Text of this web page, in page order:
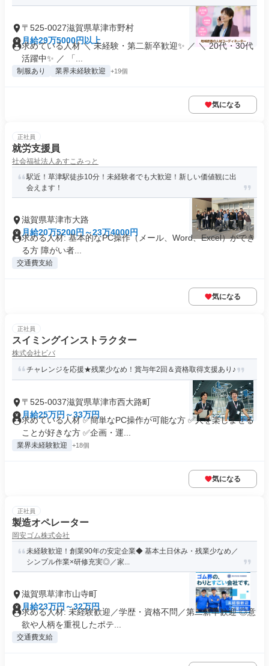
〒525-0027滋賀県草津市野村
月給29万5000円以上
求めている人材 ＼ 未経験・第二新卒歓迎✨ ／ ＼ 20代・30代
活躍中✨ ／ 「...
制服あり 業界未経験歓迎 +19個
気になる
正社員
就労支援員
社会福祉法人あすこみっと
駅近！草津駅徒歩10分！未経験者でも大歓迎！新しい価値観に出
会えます！
滋賀県草津市大路
月給20万5200円～23万4000円
求める人材: 基本的なPC操作（メール、Word、Excel）ができ
る方 障がい者...
交通費支給
気になる
正社員
スイミングインストラクター
株式会社ビバ
チャレンジを応援★残業少なめ！賞与年2回＆資格取得支援あり♪
〒525-0037滋賀県草津市西大路町
月給25万円～33万円
求めている人材 ✅簡単なPC操作が可能な方 ✅人を楽しませる
ことが好きな方 ✅企画・運...
業界未経験歓迎 +18個
気になる
正社員
製造オペレーター
岡安ゴム株式会社
未経験歓迎！創業90年の安定企業◆ 基本土日休み・残業少なめ／
シンプル作業×研修充実◎／家...
滋賀県草津市山寺町
月給23万円～32万円
求める人材: 未経験歓迎／学歴・資格不問／第二新卒歓迎 ◎意
欲や人柄を重視したポテ...
交通費支給